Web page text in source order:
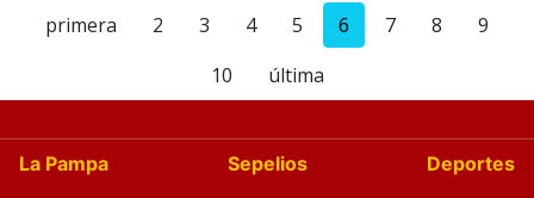
primera 2 3 4 5 6 7 8
9
10
última
La Pampa Sepelios
Deportes